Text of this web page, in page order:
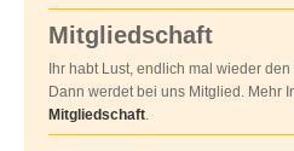
Mitgliedschaft
Ihr habt Lust, endlich mal wieder
Dann werdet bei uns Mitglied. Mehr
Mitgliedschaft.